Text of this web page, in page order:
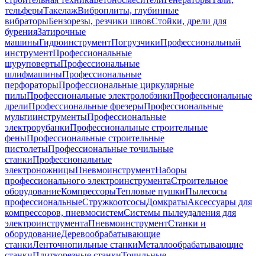
тельферыТакелажВиброплиты, глубинные
вибраторыБензорезы, резчики швовСтойки, дрели для
буренияЗатирочные
машиныГидроинструментПогрузчикиПрофессиональный
инструментПрофессиональные
шуруповертыПрофессиональные
шлифмашиныПрофессиональные
перфораторыПрофессиональные циркулярные
пилыПрофессиональные электролобзикиПрофессиональные
дрелиПрофессиональные фрезерыПрофессиональные
мультиинструментыПрофессиональные
электрорубанкиПрофессиональные строительные
феныПрофессиональные строительные
пистолетыПрофессиональные точильные
станкиПрофессиональные
электроножницыПневмоинструментНаборы
профессионального электроинструментаСтроительное
оборудованиеКомпрессорыТепловые пушкиПылесосы
профессиональныеСтружкоотсосыДомкратыАксессуары для
компрессоров, пневмосистемСистемы пылеудаления для
электроинструментаПневмоинструментСтанки и
оборудованиеДеревообрабатывающие
станкиЛенточнопильные станкиМеталлообрабатывающие